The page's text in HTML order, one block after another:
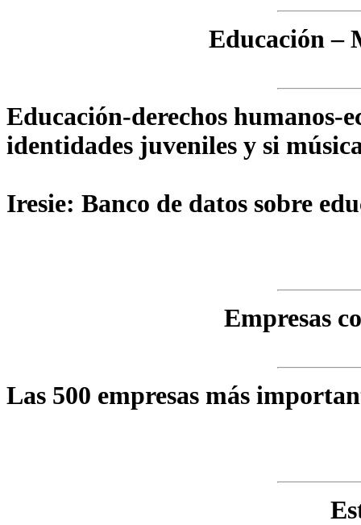
Educación –
Educación-derechos humanos-
identidades juveniles y si
Iresie: Banco de datos sobre
Empresas
Las 500 empresas más